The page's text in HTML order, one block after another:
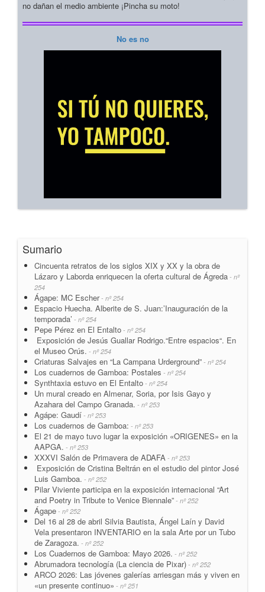
no dañan el medio ambiente ¡Pincha su moto!
No es no
Sumario
Cincuenta retratos de los siglos XIX y XX y la obra de
Lázaro y Laborda enriquecen la oferta cultural de Ágreda - nº
254
Ágape: MC Escher- nº 254
Espacio Huecha. Alberite de S. Juan:’Inauguración de la
temporada’ - nº 254
Pepe Pérez en El Entalto - nº 254
Exposición de Jesús Guallar Rodrigo.“Entre espacios“. En
el Museo Orús. - nº 254
Criaturas Salvajes en “La Campana Urderground” - nº 254
Los cuadernos de Gamboa: Postales - nº 254
Synthtaxia estuvo en El Entalto - nº 254
Un mural creado en Almenar, Soria, por Isis Gayo y
Azahara del Campo Granada. - nº 253
Agápe: Gaudí - nº 253
Los cuadernos de Gamboa: - nº 253
El 21 de mayo tuvo lugar la exposición «ORIGENES» en la
AAPGA. - nº 253
XXXVI Salón de Primavera de ADAFA - nº 253
Exposición de Cristina Beltrán en el estudio del pintor José
Luis Gamboa. - nº 252
Pilar Viviente participa en la exposición internacional “Art
and Poetry in Tribute to Venice Biennale” - nº 252
Ágape - nº 252
Del 16 al 28 de abril Silvia Bautista, Ángel Laín y David
Vela presentaron INVENTARIO en la sala Arte por un Tubo
de Zaragoza. - nº 252
Los Cuadernos de Gamboa: Mayo 2026. - nº 252
Abrumadora tecnología (La ciencia de Pixar) - nº 252
ARCO 2026: Las jóvenes galerías arriesgan más y viven en
«un presente continuo» - nº 251